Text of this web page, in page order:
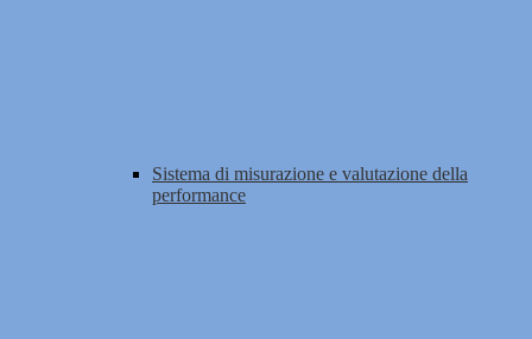
Sistema di misurazione e valutazione della
performance